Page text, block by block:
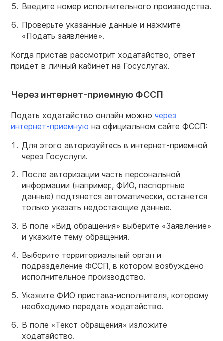
Введите номер исполнительного производства.
Проверьте указанные данные и нажмите
«Подать заявление».
Когда пристав рассмотрит ходатайство, ответ
придет в личный кабинет на Госуслугах.
Через интернет-приемную ФССП
Подать ходатайство онлайн можно через
интернет-приемную на официальном сайте ФССП:
Для этого авторизуйтесь в интернет-приемной
через Госуслуги.
После авторизации часть персональной
информации (например, ФИО, паспортные
данные) подтянется автоматически, останется
только указать недостающие данные.
В поле «Вид обращения» выберите «Заявление»
и укажите тему обращения.
Выберите территориальный орган и
подразделение ФССП, в котором возбуждено
исполнительное производство.
Укажите ФИО пристава-исполнителя, которому
необходимо передать ходатайство.
В поле «Текст обращения» изложите
ходатайство.